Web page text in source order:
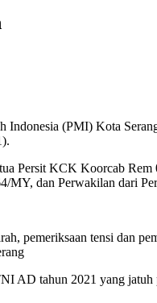
(PMI) Kota
Persit KCK Koorcab
MY, dan Perwakilan dari
pemeriksaan tensi dan
tahun 2021 yang jatuh